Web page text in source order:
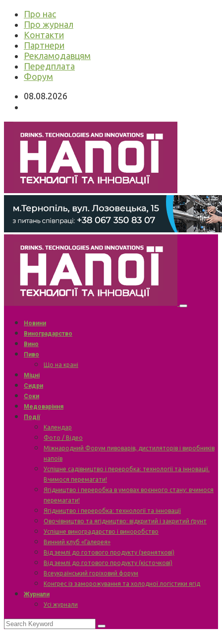
Про нас
Про журнал
Контакти
Партнери
Рекламодавцям
Передплата
Форум
08.08.2026
Новини
Виноградарство
Вино
Пиво
Що на крані
Міцні
Сидри
Соки
Медоваріння
Події
Календар
Фото / Відео
Міжнародний Форум пивоварів, дистиляторів і виробників
напоїв
Успішне садівництво і переробка: технології та інновації.
Вчимося перемагати!
Ягідництво і переробка в умовах воєнного стану: вчимося
перемагати!
Ягідництво і переробка: технології та інновації
Овочівництво та ягідництво: відкритий і закритий ґрунт
Успішне виноградарство і виноробство
Винний клуб «Галерея»
Від землі до готового продукту (зерняткові)
Від землі до готового продукту (кісточкові)
Всеукраїнський горіховий форум
Конгрес із заморожування та холодної логістики ягід
Журнали
Усі журнали